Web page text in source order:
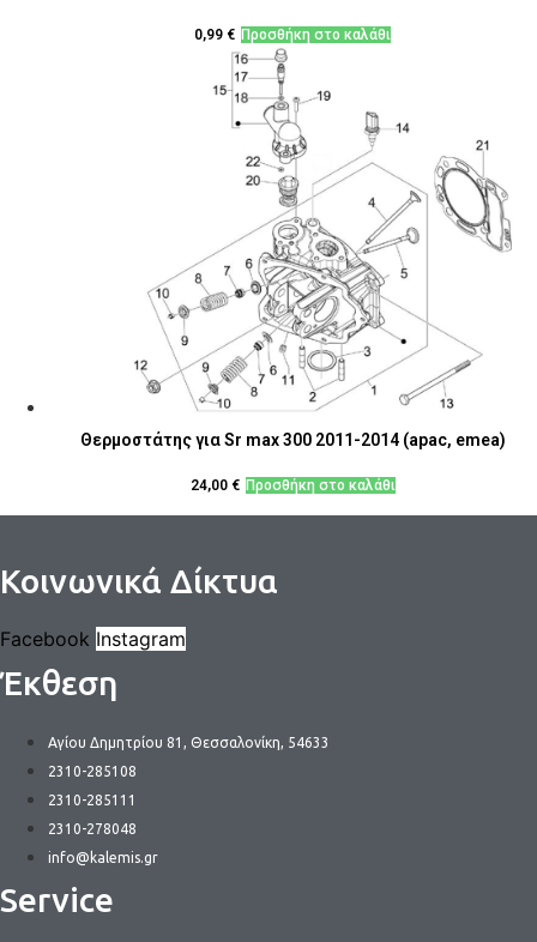
0,99 € Προσθήκη στο καλάθι
Θερμοστάτης για Sr max 300 2011-2014 (apac, emea)
24,00 € Προσθήκη στο καλάθι
Κοινωνικά Δίκτυα
Facebook Instagram
Έκθεση
Αγίου Δημητρίου 81, Θεσσαλονίκη, 54633
2310-285108
2310-285111
2310-278048
info@kalemis.gr
Service